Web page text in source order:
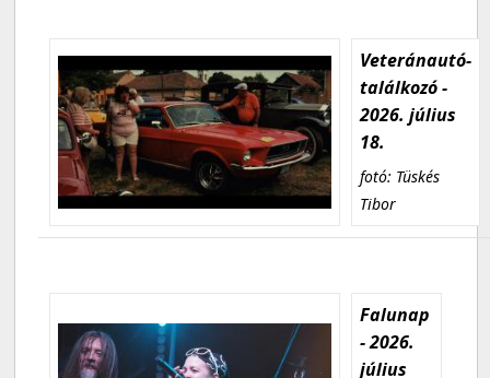
Veteránautó-
találkozó -
2026. július
18.
fotó: Tüskés
Tibor
Falunap
- 2026.
július